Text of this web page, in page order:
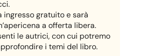
ingresso gratuito e sarà
a offerta libera.
le autrici, con cui potremo
i temi del libro.